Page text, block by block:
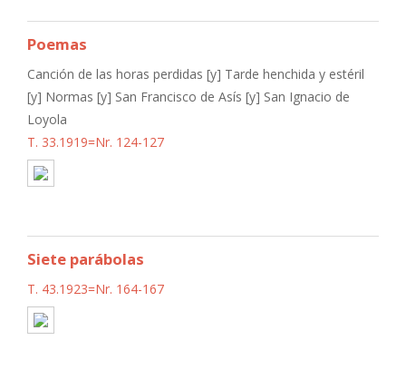
Poemas
Canción de las horas perdidas [y] Tarde henchida y estéril
[y] Normas [y] San Francisco de Asís [y] San Ignacio de
Loyola
T. 33.1919=Nr. 124-127
Siete parábolas
T. 43.1923=Nr. 164-167